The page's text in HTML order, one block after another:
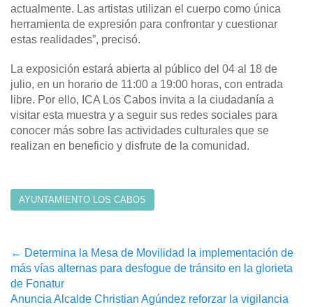
actualmente. Las artistas utilizan el cuerpo como única
herramienta de expresión para confrontar y cuestionar
estas realidades”, precisó.
La exposición estará abierta al público del 04 al 18 de
julio, en un horario de 11:00 a 19:00 horas, con entrada
libre. Por ello, ICA Los Cabos invita a la ciudadanía a
visitar esta muestra y a seguir sus redes sociales para
conocer más sobre las actividades culturales que se
realizan en beneficio y disfrute de la comunidad.
AYUNTAMIENTO LOS CABOS
Post
navigation
← Determina la Mesa de Movilidad la implementación de
más vías alternas para desfogue de tránsito en la glorieta
de Fonatur
Anuncia Alcalde Christian Agúndez reforzar la vigilancia